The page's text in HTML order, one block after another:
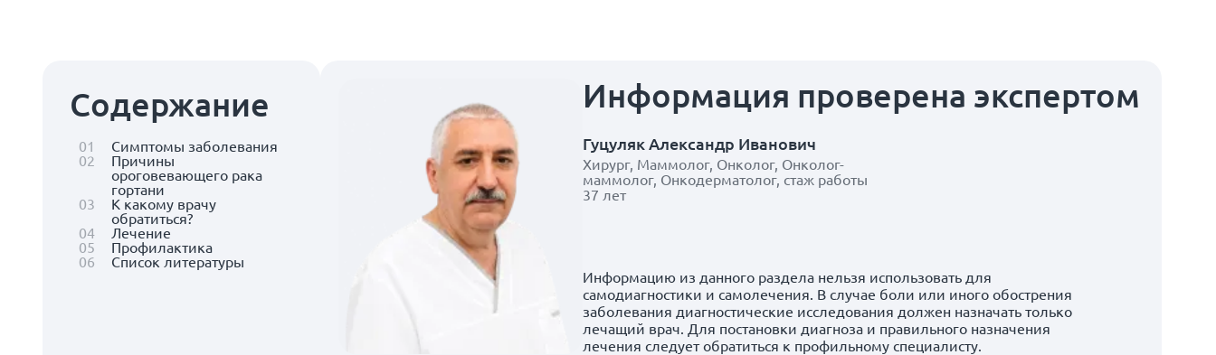
Содержание
01
Симптомы заболевания
02
Причины
ороговевающего рака
гортани
03
К какому врачу
обратиться?
04
Лечение
05
Профилактика
06
Список литературы
Информация проверена экспертом
Гуцуляк Александр Иванович
Хирург, Маммолог, Онколог, Онколог-
маммолог, Онкодерматолог, стаж работы
37 лет
Информацию из данного раздела нельзя использовать для
самодиагностики и самолечения. В случае боли или иного обострения
заболевания диагностические исследования должен назначать только
лечащий врач. Для постановки диагноза и правильного назначения
лечения следует обратиться к профильному специалисту.